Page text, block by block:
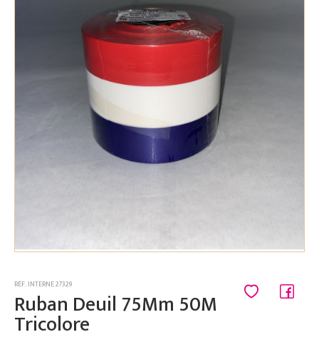
RÉF. INTERNE 27329
Ruban Deuil 75Mm 50M
Tricolore